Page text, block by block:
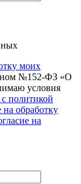
моих
№152-ФЗ «О
условия
политикой
на обработку
на